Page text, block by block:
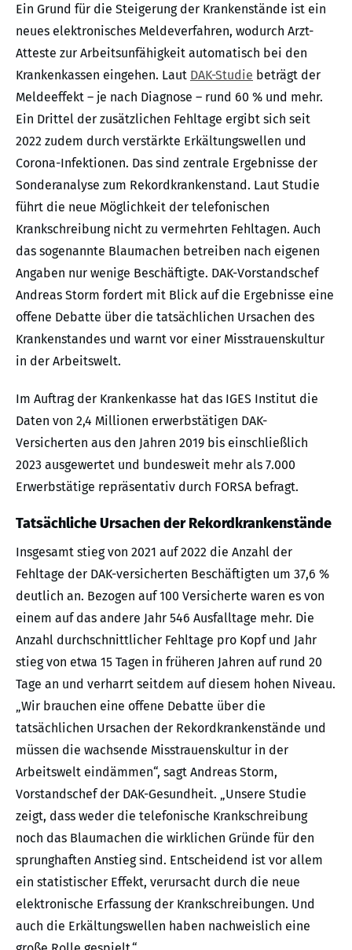
Ein Grund für die Steigerung der Krankenstände ist ein
neues elektronisches Meldeverfahren, wodurch Arzt-
Atteste zur Arbeitsunfähigkeit automatisch bei den
Krankenkassen eingehen. Laut DAK-Studie beträgt der
Meldeeffekt – je nach Diagnose – rund 60 % und mehr.
Ein Drittel der zusätzlichen Fehltage ergibt sich seit
2022 zudem durch verstärkte Erkältungswellen und
Corona-Infektionen. Das sind zentrale Ergebnisse der
Sonderanalyse zum Rekordkrankenstand. Laut Studie
führt die neue Möglichkeit der telefonischen
Krankschreibung nicht zu vermehrten Fehltagen. Auch
das sogenannte Blaumachen betreiben nach eigenen
Angaben nur wenige Beschäftigte. DAK-Vorstandschef
Andreas Storm fordert mit Blick auf die Ergebnisse eine
offene Debatte über die tatsächlichen Ursachen des
Krankenstandes und warnt vor einer Misstrauenskultur
in der Arbeitswelt.
Im Auftrag der Krankenkasse hat das IGES Institut die
Daten von 2,4 Millionen erwerbstätigen DAK-
Versicherten aus den Jahren 2019 bis einschließlich
2023 ausgewertet und bundesweit mehr als 7.000
Erwerbstätige repräsentativ durch FORSA befragt.
Tatsächliche Ursachen der Rekordkrankenstände
Insgesamt stieg von 2021 auf 2022 die Anzahl der
Fehltage der DAK-versicherten Beschäftigten um 37,6 %
deutlich an. Bezogen auf 100 Versicherte waren es von
einem auf das andere Jahr 546 Ausfalltage mehr. Die
Anzahl durchschnittlicher Fehltage pro Kopf und Jahr
stieg von etwa 15 Tagen in früheren Jahren auf rund 20
Tage an und verharrt seitdem auf diesem hohen Niveau.
„Wir brauchen eine offene Debatte über die
tatsächlichen Ursachen der Rekordkrankenstände und
müssen die wachsende Misstrauenskultur in der
Arbeitswelt eindämmen“, sagt Andreas Storm,
Vorstandschef der DAK-Gesundheit. „Unsere Studie
zeigt, dass weder die telefonische Krankschreibung
noch das Blaumachen die wirklichen Gründe für den
sprunghaften Anstieg sind. Entscheidend ist vor allem
ein statistischer Effekt, verursacht durch die neue
elektronische Erfassung der Krankschreibungen. Und
auch die Erkältungswellen haben nachweislich eine